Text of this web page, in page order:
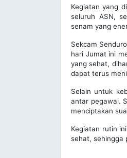
Kegiatan yang
seluruh ASN,
senam yang
Sekcam
hari Jumat ini
yang sehat,
dapat terus
Selain untuk
antar pegawai.
menciptakan
Kegiatan rutin
sehat, sehingga